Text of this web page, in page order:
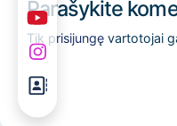
Parašykite
Tik prisijungęvartotojai